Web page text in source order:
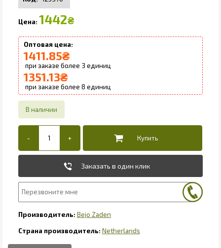
1442₴
1411.85₴
3
1351.13₴
8
Заказать в один клик
Bejo Zaden
Netherlands